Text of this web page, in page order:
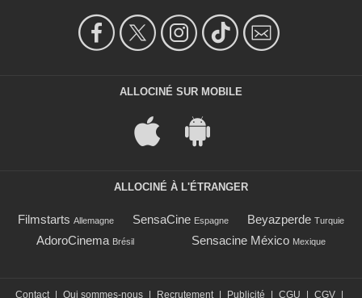
ALLOCINÉ SUR MOBILE
ALLOCINÉ À L'ÉTRANGER
Filmstarts Allemagne SensaCine Espagne Beyazperde Turquie
AdoroCinema Brésil Sensacine México Mexique
Contact Qui sommes-nous Recrutement Publicité CGU CGV